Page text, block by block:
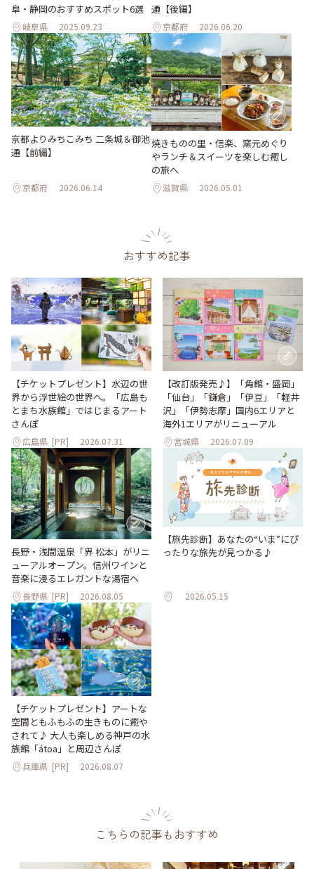
阜・静岡のおすすめスポット6選
岐阜県 2025.09.23
通【後編】
京都府 2026.06.20
京都よりみちこみち 二条城＆御池
通【前編】
京都府 2026.06.14
焼きものの里・信楽、窯元めぐり
やランチ＆スイーツを楽しむ癒し
の旅へ
滋賀県 2026.05.01
おすすめ記事
【チケットプレゼント】水辺の世
界から浮世絵の世界へ。「広島も
とまち水族館」ではじまるアート
さんぽ
広島県 [PR] 2026.07.31
【改訂版発売♪】「角館・盛岡」
「仙台」「鎌倉」「伊豆」「軽井
沢」「伊勢志摩」国内6エリアと
海外1エリアがリニューアル
宮城県 2026.07.09
長野・浅間温泉「界 松本」がリニ
ューアルオープン。信州ワインと
音楽に浸るエレガントな湯宿へ
長野県 [PR] 2026.08.05
【旅先診断】あなたの“いま”にぴ
ったりな旅先が見つかる♪
2026.05.15
【チケットプレゼント】アートな
空間ともふもふの生きものに癒や
されて♪ 大人も楽しめる神戸の水
族館「átoa」と周辺さんぽ
兵庫県 [PR] 2026.08.07
こちらの記事もおすすめ